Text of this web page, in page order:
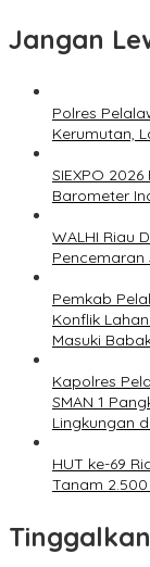
Jangan
Polres
Kerumutan,
SIEXPO
Barometer
WALHI Riau
Pencemaran
Pemkab
Konflik
Masuki
Kapolres
SMAN 1
Lingkungan
HUT ke-69
Tanam